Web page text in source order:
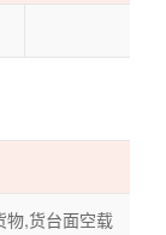
物,货台面空载